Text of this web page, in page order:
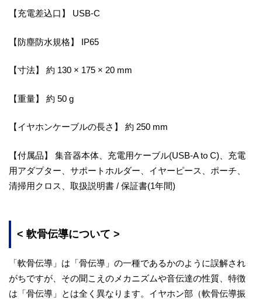
【充電差込口】 USB-C
【防塵防水規格】 IP65
【寸法】 約 130 × 175 × 20 mm
【重量】 約 50 g
【イヤホンケーブルの長さ】 約 250 mm
【付属品】 集音器本体、充電用ケーブル(USB-A to C)、充電
用アダプター、サポートホルダー、イヤーピース、ポーチ、
清掃用クロス、取扱説明書 / 保証書(1年間)
< 軟骨伝導について >
「軟骨伝導」は「骨伝導」の一種であるかのように誤解され
がちですが、その聞こえのメカニズムや音伝達の性質、特徴
は「骨伝導」とは全く異なります。イヤホン部（軟骨伝導振